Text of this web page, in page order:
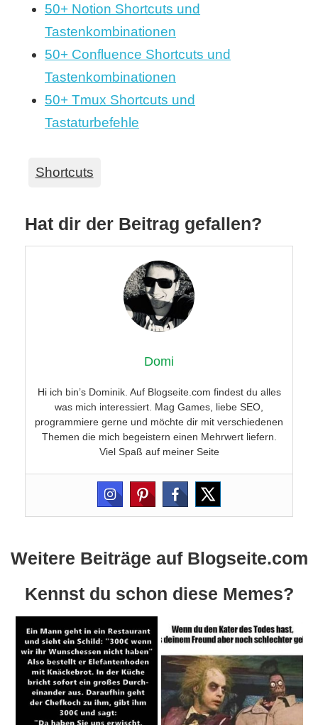
50+ Notion Shortcuts und
Tastenkombinationen
50+ Confluence Shortcuts und
Tastenkombinationen
50+ Tmux Shortcuts und
Tastaturbefehle
Shortcuts
Hat dir der Beitrag gefallen?
Domi
Hi ich bin’s Dominik. Auf Blogseite.com findest du alles
was mich interessiert. Mag Games, liebe SEO,
programmiere gerne und möchte dir mit verschiedenen
Themen die mich begeistern einen Mehrwert liefern.
Viel Spaß auf meiner Seite
Weitere Beiträge auf Blogseite.com
Kennst du schon diese Memes?